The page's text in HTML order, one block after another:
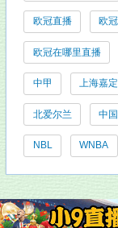
欧冠直播 欧
欧冠在哪里直播
中甲 上海嘉
北爱尔兰 中
NBL WNBA
友情链接: